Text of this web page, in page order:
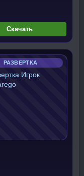
Скачать
РАЗВЕРТКА